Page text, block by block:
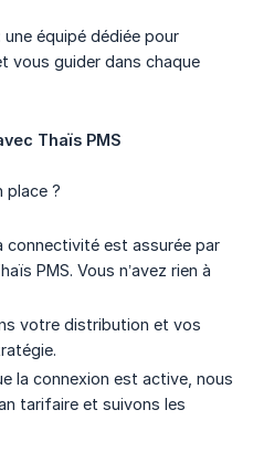
équipé dédiée pour
vous guider dans chaque
Thaïs PMS
place ?
connectivité est assurée par
PMS. Vous n’avez rien à
votre distribution et vos
la connexion est active, nous
tarifaire et suivons les